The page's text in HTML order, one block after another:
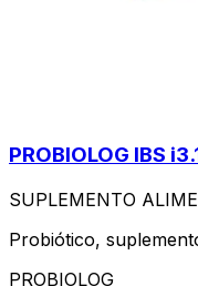
PROBIOLOG IBS
SUPLEMENTO
Probiótico,
PROBIOLOG